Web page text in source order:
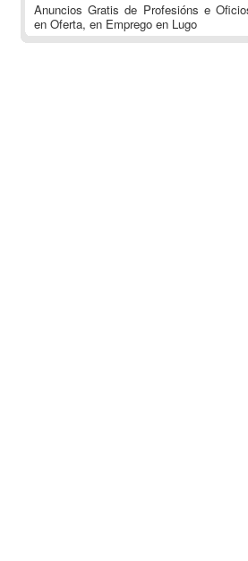
Anuncios Gratis de Profesións e
en Oferta, en Emprego en Lugo